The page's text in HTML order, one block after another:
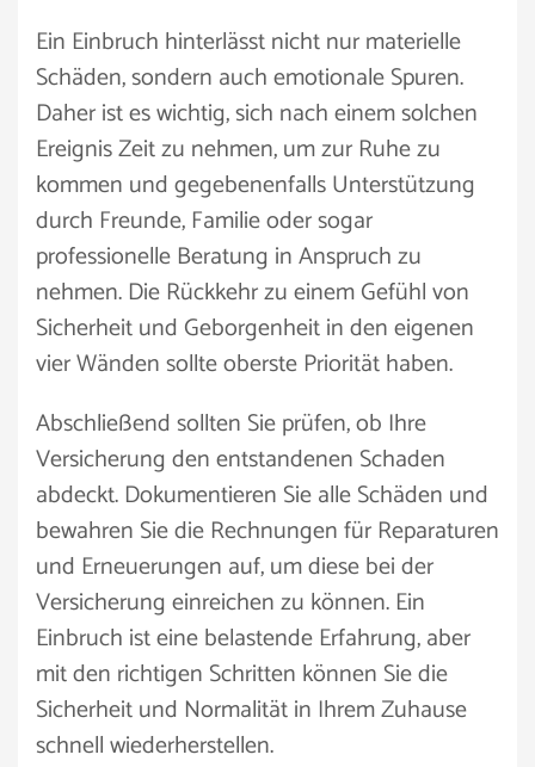
Ein Einbruch hinterlässt nicht nur materielle
Schäden, sondern auch emotionale Spuren.
Daher ist es wichtig, sich nach einem solchen
Ereignis Zeit zu nehmen, um zur Ruhe zu
kommen und gegebenenfalls Unterstützung
durch Freunde, Familie oder sogar
professionelle Beratung in Anspruch zu
nehmen. Die Rückkehr zu einem Gefühl von
Sicherheit und Geborgenheit in den eigenen
vier Wänden sollte oberste Priorität haben.
Abschließend sollten Sie prüfen, ob Ihre
Versicherung den entstandenen Schaden
abdeckt. Dokumentieren Sie alle Schäden und
bewahren Sie die Rechnungen für Reparaturen
und Erneuerungen auf, um diese bei der
Versicherung einreichen zu können. Ein
Einbruch ist eine belastende Erfahrung, aber
mit den richtigen Schritten können Sie die
Sicherheit und Normalität in Ihrem Zuhause
schnell wiederherstellen.